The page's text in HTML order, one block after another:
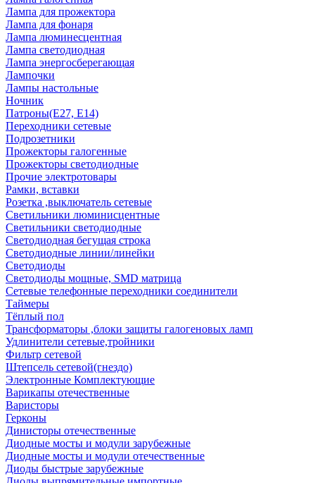
Лампа для прожектора
Лампа для фонаря
Лампа люминесцентная
Лампа светодиодная
Лампа энергосберегающая
Лампочки
Лампы настольные
Ночник
Патроны(Е27, Е14)
Переходники сетевые
Подрозетники
Прожекторы галогенные
Прожекторы светодиодные
Прочие электротовары
Рамки, вставки
Розетка ,выключатель сетевые
Светильники люминисцентные
Светильники светодиодные
Светодиодная бегущая строка
Светодиодные линии/линейки
Светодиоды
Светодиоды мощные, SMD матрица
Сетевые телефонные переходники соединители
Таймеры
Тёплый пол
Трансформаторы ,блоки защиты галогеновых ламп
Удлинители сетевые,тройники
Фильтр сетевой
Штепсель сетевой(гнездо)
Электронные Комплектующие
Варикапы отечественные
Варисторы
Герконы
Динисторы отечественные
Диодные мосты и модули зарубежные
Диодные мосты и модули отечественные
Диоды быстрые зарубежные